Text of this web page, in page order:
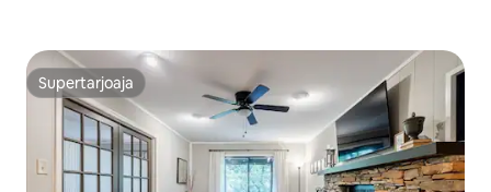
Supertarjoaja
Supertarjoaja